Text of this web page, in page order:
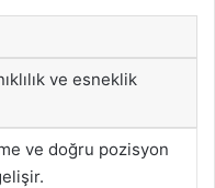
ve esneklik
ve doğru pozisyon